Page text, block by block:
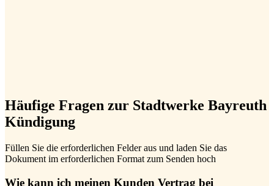
Häufige Fragen zur Stadtwerke Bayreuth
Kündigung
Füllen Sie die erforderlichen Felder aus und laden Sie das
Dokument im erforderlichen Format zum Senden hoch
Wie kann ich meinen Kunden Vertrag bei